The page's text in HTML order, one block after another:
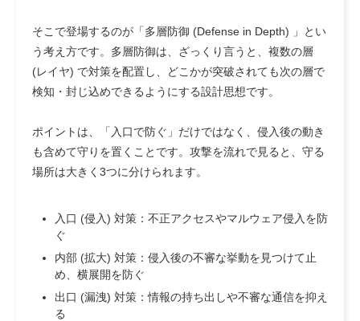
そこで登場するのが 「多層防御 (Defense in Depth) 」
とい
う考え方です。多層防御は、ざっくり言うと、複数の層
(レイヤ) で対策を配置し、どこかが突破されても次の層で
検知・封じ込めできるようにする設計思想です。
ポイントは、「入口で防ぐ」だけではなく、侵入後の動き
も含めて守りを置くことです。攻撃を流れで見ると、守る
場所は大きく3つに分けられます。
入口 (侵入) 対策：不正アクセスやマルウェア侵入を防
ぐ
内部 (拡大) 対策：侵入後の不審な挙動を見つけて止
め、横展開を防ぐ
出口 (漏洩) 対策：情報の持ち出しや不審な通信を抑え
る